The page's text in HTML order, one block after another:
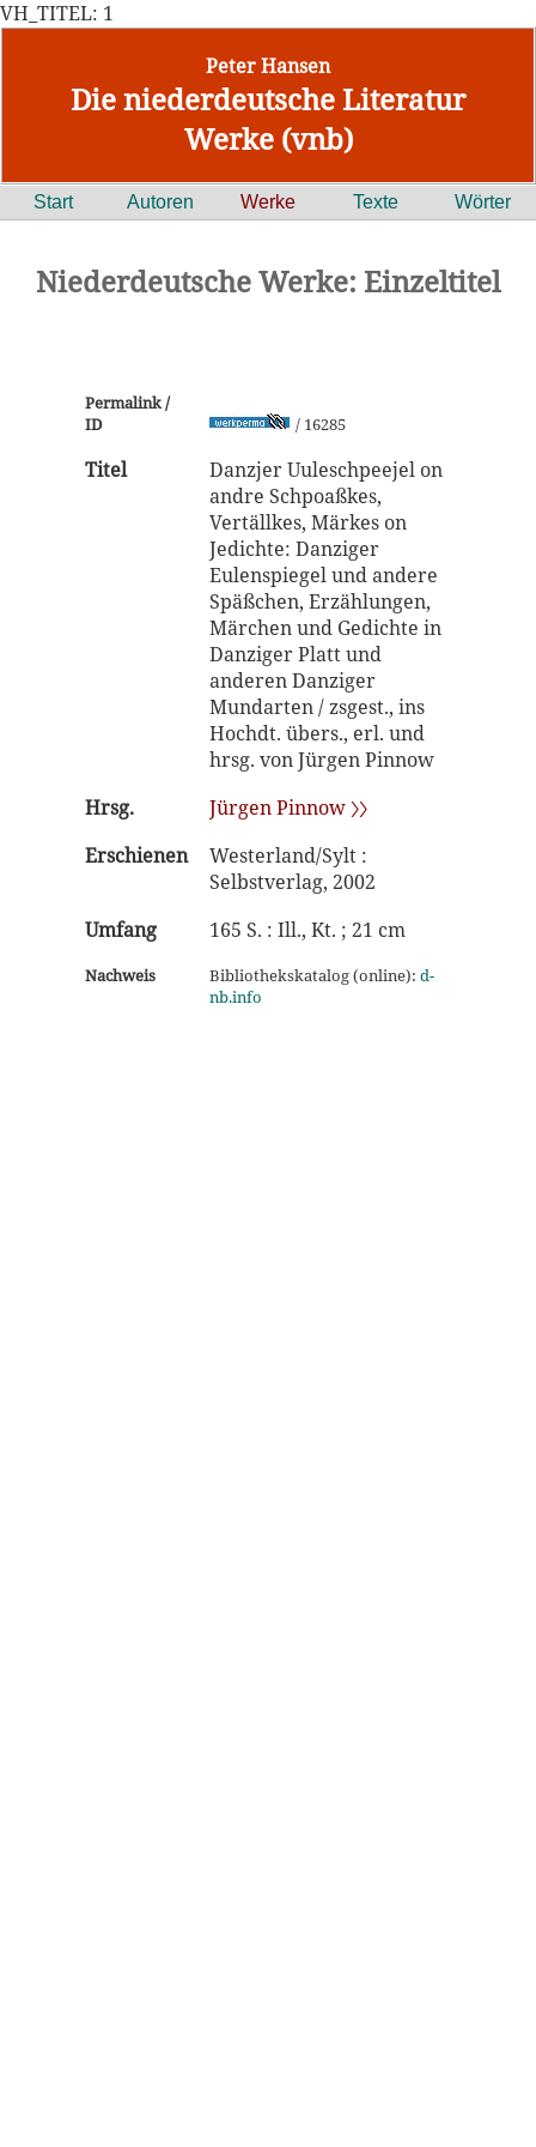
VH_TITEL: 1
Peter Hansen
Die niederdeutsche Literatur
Werke (vnb)
Start Autoren Werke Texte Wörter
Niederdeutsche Werke: Einzeltitel
Permalink /
ID
/ 16285
Titel
Danzjer Uuleschpeejel on
andre Schpoaßkes,
Vertällkes, Märkes on
Jedichte: Danziger
Eulenspiegel und andere
Späßchen, Erzählungen,
Märchen und Gedichte in
Danziger Platt und
anderen Danziger
Mundarten / zsgest., ins
Hochdt. übers., erl. und
hrsg. von Jürgen Pinnow
Hrsg.
Jürgen Pinnow 〉〉
Erschienen
Westerland/Sylt :
Selbstverlag, 2002
Umfang
165 S. : Ill., Kt. ; 21 cm
Nachweis Bibliothekskatalog (online): d-
nb.info